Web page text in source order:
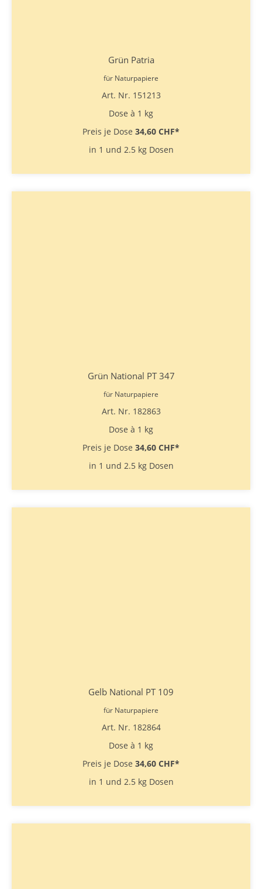
Grün Patria
für Naturpapiere
Art. Nr. 151213
Dose à 1 kg
Preis je Dose 34,60 CHF*
in 1 und 2.5 kg Dosen
Grün National PT 347
für Naturpapiere
Art. Nr. 182863
Dose à 1 kg
Preis je Dose 34,60 CHF*
in 1 und 2.5 kg Dosen
Gelb National PT 109
für Naturpapiere
Art. Nr. 182864
Dose à 1 kg
Preis je Dose 34,60 CHF*
in 1 und 2.5 kg Dosen